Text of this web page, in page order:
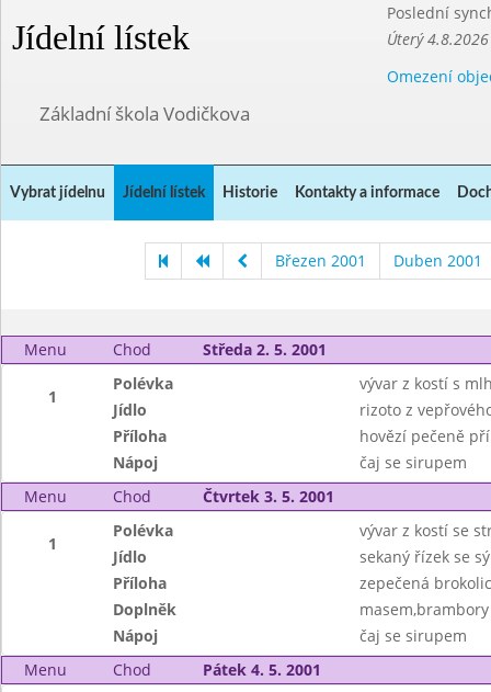
Jídelní lístek
Poslední
Úterý
Omezení
Základní škola Vodičkova
Vybrat jídelnu Jídelní lístek Historie Kontakty a informace
Březen 2001 Duben 2001
Menu Chod Středa 2. 5. 2001
1
Polévka
vývar z kostí s
Jídlo
rizoto z
Příloha
hovězí pečeně
Nápoj
čaj se sirupem
Menu
Chod Čtvrtek 3. 5. 2001
1
Polévka
vývar z kostí se
Jídlo
sekaný řízek se
Příloha
zepečená
Doplněk
masem,brambory
Nápoj
čaj se sirupem
Menu
Chod Pátek 4. 5. 2001